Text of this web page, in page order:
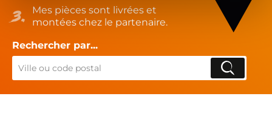
Mes pièces sont livrées et
montées chez le partenaire.
Rechercher par...